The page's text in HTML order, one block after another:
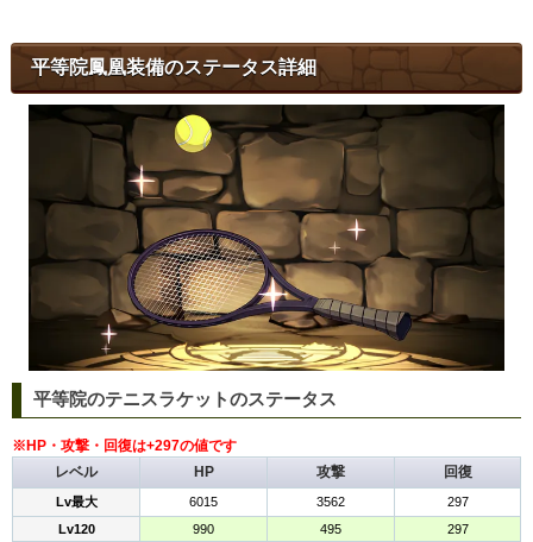
平等院鳳凰装備のステータス詳細
平等院のテニスラケットのステータス
※HP・攻撃・回復は+297の値です
レベル
HP 攻撃 回復
Lv最大 6015 3562
297
Lv120
990 495 297